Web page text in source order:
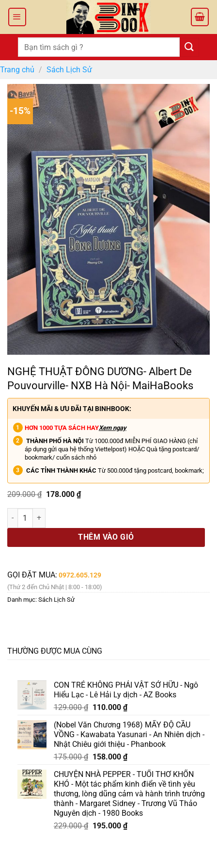
Tìm
kiếm:
Trang chủ / Sách Lịch Sử
-15%
NGHỆ THUẬT ĐÔNG DƯƠNG- Albert De
Pouvourville- NXB Hà Nội- MaiHaBooks
KHUYẾN MÃI & ƯU ĐÃI TẠI BINHBOOK:
HƠN 1000 TỰA SÁCH HAYXem ngay
THÀNH PHỐ HÀ NỘI Từ 1000.000đ MIỄN PHÍ GIAO HÀNG (chỉ
áp dụng gửi qua hệ thống Viettelpost) HOẶC Quà tặng postcard/
bookmark/ cuốn sách nhỏ
CÁC TỈNH THÀNH KHÁC Từ 500.000đ tặng postcard, bookmark;
209.000₫ Giá
là:
178.000 ₫Giá
hiện
NGHỆ THUẬT ĐÔNG DƯƠNG- Albert De Pouvourville- NXB Hà Nội-
THÊM VÀO GIỎ
GỌI ĐẶT MUA: 0972.605.129
(Thứ 2 đến Chủ Nhật | 8:00 - 18:00)
Danh mục: Sách Lịch Sử
THƯỜNG ĐƯỢC MUA CÙNG
CON TRẺ KHÔNG PHẢI VẬT SỞ HỮU - Ngô
Hiểu Lạc - Lê Hải Ly dịch - AZ Books
129.000₫ Giá
là:
129.000 ₫.
110.000 ₫Giá
tại
là:
110.000 ₫.
(Nobel Văn Chương 1968) MẤY ĐỘ CẦU
VỒNG - Kawabata Yasunari - An Nhiên dịch -
Nhật Chiêu giới thiệu - Phanbook
175.000₫ Giá
là:
175.000 ₫.
158.000 ₫Giá
tại
là:
158.000 ₫.
CHUYỆN NHÀ PEPPER - TUỔI THƠ KHỐN
KHÓ - Một tác phẩm kinh điển về tình yêu
thương, lòng dũng cảm và hành trình trưởng
thành - Margaret Sidney - Trương Vũ Thảo
Nguyên dịch - 1980 Books
229.000₫ Giá
195.000 ₫Giá